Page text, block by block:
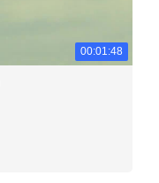
00:01:48